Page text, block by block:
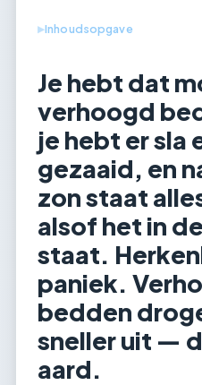
▶Inhoudsopgave
Je hebt dat
verhoogd
je hebt er sla
gezaaid, en
zon staat
alsof het in
staat.
paniek.
bedden
sneller uit —
aard.